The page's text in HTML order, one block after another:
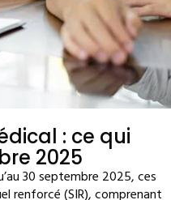
: ce qui
2025
30 septembre 2025, ces
renforcé (SIR), comprenant